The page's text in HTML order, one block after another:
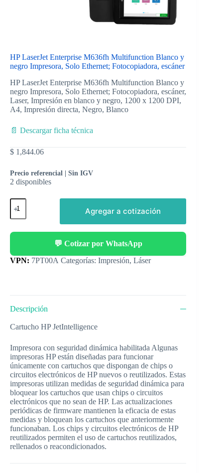
HP LaserJet Enterprise M636fh Multifunction Blanco y
negro Impresora, Solo Ethernet; Fotocopiadora, escáner
HP LaserJet Enterprise M636fh Multifunction Blanco y
negro Impresora, Solo Ethernet; Fotocopiadora, escáner,
Laser, Impresión en blanco y negro, 1200 x 1200 DPI,
A4, Impresión directa, Negro, Blanco
📄 Descargar ficha técnica
$ 1,844.06
Precio referencial | Sin IGV
2 disponibles
Agregar a cotización
💬 Cotizar por WhatsApp
Categorías: Impresión, Láser
Descripción
Cartucho HP JetIntelligence
Impresora con seguridad dinámica habilitada Algunas
impresoras HP están diseñadas para funcionar
únicamente con cartuchos que dispongan de chips o
circuitos electrónicos de HP nuevos o reutilizados. Estas
impresoras utilizan medidas de seguridad dinámica para
bloquear los cartuchos que usan chips o circuitos
electrónicos que no sean de HP. Las actualizaciones
periódicas de firmware mantienen la eficacia de estas
medidas y bloquean los cartuchos que anteriormente
funcionaban. Los chips y circuitos electrónicos de HP
reutilizados permiten el uso de cartuchos reutilizados,
rellenados o reacondicionados.